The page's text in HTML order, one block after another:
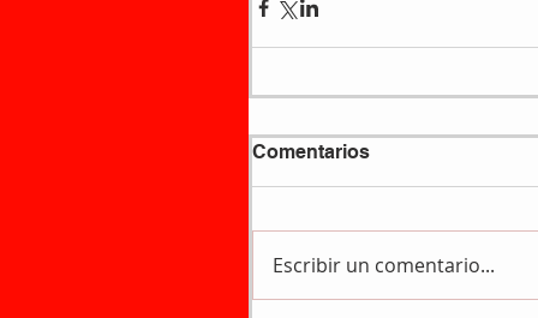
Comentarios
Escribir un comentario...